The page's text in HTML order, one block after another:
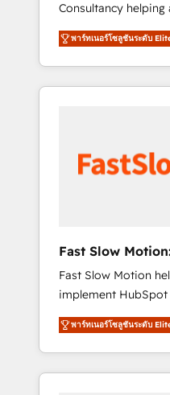
implémentation
Hub,
réel, formation équipes. 🏆 +350
livrés. Accrédités HubSpot CRM
Implementation,
Consultancy
the full potential of
businesses invest in
the ROI they
messy data, and
so it actually drives
reporting - Workflow automation and data
clean-up - Sales enablement and team
training - Ongoing optimisation and RevOps
support Based in Leeds and London, we
partner with SMEs
ready to turn
engine it’s meant to
พาร์ทเนอร์โซลูชันระดับ
Fast Slow
& Salesforce
Fast Slow Motion
implement
one — with the
complexity
HubSpot and
experience in CRM
พาร์ทเนอร์โซลูชันระดับ